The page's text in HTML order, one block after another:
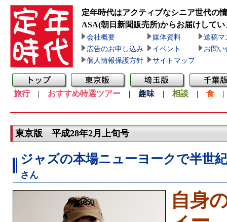
定年時代はアクティブなシニア世代の
ASA(朝日新聞販売所)からお届けしてい
会社概要 媒体資料
送稿マ
広告のお申し込み
イベント
お問い
個人情報保護方針
サイトマップ
旅行| おすすめ特選ツアー | 趣味 | 相談 | 食
東京版 平成28年2月上旬号
ジャズの本場ニューヨークで半世紀
さん
自身